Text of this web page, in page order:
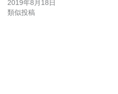
2019年8月18日
類似投稿